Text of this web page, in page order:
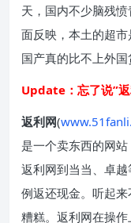
天，国内不少脑残
面反映，本土的超
国产真的比不上外国
Update：忘了说”返
返利网(
是一个卖东西的网
返利网到当当、卓
例返还现金。听起
糟糕。返利网在操